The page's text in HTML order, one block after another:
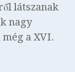
látszanak
nagy
a XVI.